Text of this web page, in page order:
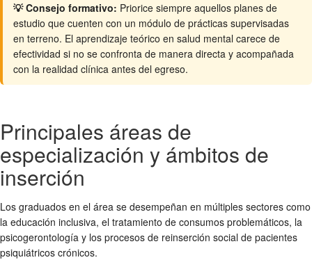
💡 Consejo formativo: Priorice siempre aquellos planes de
estudio que cuenten con un módulo de prácticas supervisadas
en terreno. El aprendizaje teórico en salud mental carece de
efectividad si no se confronta de manera directa y acompañada
con la realidad clínica antes del egreso.
Principales áreas de
especialización y ámbitos de
inserción
Los graduados en el área se desempeñan en múltiples sectores como
la educación inclusiva, el tratamiento de consumos problemáticos, la
psicogerontología y los procesos de reinserción social de pacientes
psiquiátricos crónicos.